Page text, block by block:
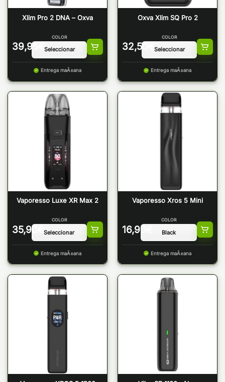
Xlim Pro 2 DNA – Oxva
39,95
COLOR
Entrega maÃ±ana
Oxva Xlim SQ Pro 2
32,50
COLOR
Entrega maÃ±ana
Vaporesso Luxe XR Max 2
35,90
COLOR
Entrega maÃ±ana
Vaporesso Xros 5 Mini
16,90
COLOR
Entrega maÃ±ana